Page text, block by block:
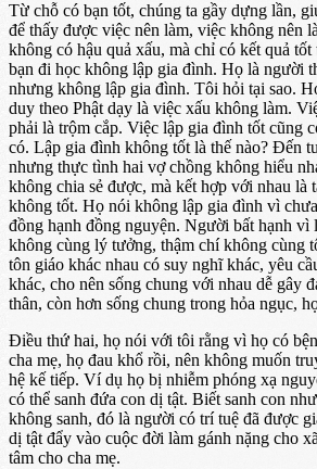
Từ chỗ có bạn tốt, chúng ta gầy dựng lần,
để thấy được việc nên làm, việc không nên
không có hậu quả xấu, mà chỉ có kết quả
bạn đi học không lập gia đình. Họ là người
nhưng không lập gia đình. Tôi hỏi tại sao.
duy theo Phật dạy là việc xấu không làm.
phải là trộm cắp. Việc lập gia đình tốt cũng
có. Lập gia đình không tốt là thế nào? Đến
nhưng thực tình hai vợ chồng không hiểu
không chia sẻ được, mà kết hợp với nhau là
không tốt. Họ nói không lập gia đình vì
đồng hạnh đồng nguyện. Người bất hạnh
không cùng lý tưởng, thậm chí không cùng
tôn giáo khác nhau có suy nghĩ khác, yêu
khác, cho nên sống chung với nhau dễ gây
thân, còn hơn sống chung trong hỏa ngục,
Điều thứ hai, họ nói với tôi rằng vì họ có
cha mẹ, họ đau khổ rồi, nên không muốn
hệ kế tiếp. Ví dụ họ bị nhiễm phóng xạ
có thể sanh đứa con dị tật. Biết sanh con
không sanh, đó là người có trí tuệ đã được
dị tật đẩy vào cuộc đời làm gánh nặng cho
tâm cho cha mẹ.